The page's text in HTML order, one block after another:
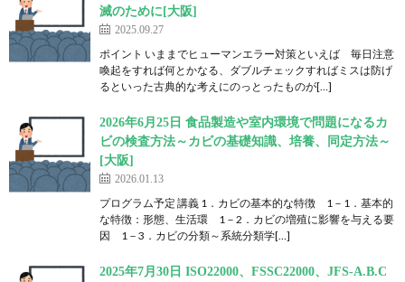
滅のために[大阪]
2025.09.27
ポイント いままでヒューマンエラー対策といえば 毎日注意
喚起をすれば何とかなる、ダブルチェックすればミスは防げ
るといった古典的な考えにのっとったものが[…]
2026年6月25日 食品製造や室内環境で問題になるカ
ビの検査方法～カビの基礎知識、培養、同定方法～
[大阪]
2026.01.13
プログラム予定 講義 1．カビの基本的な特徴 1－1．基本的
な特徴：形態、生活環 1－2．カビの増殖に影響を与える要
因 1－3．カビの分類～系統分類学[…]
2025年7月30日 ISO22000、FSSC22000、JFS-A.B.C